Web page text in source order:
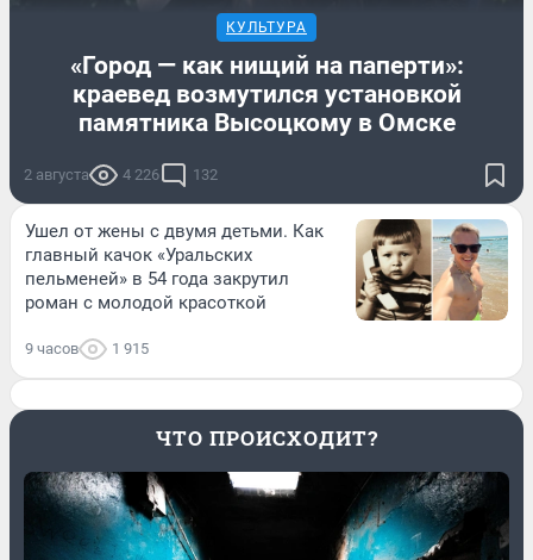
КУЛЬТУРА
«Город — как нищий на паперти»:
краевед возмутился установкой
памятника Высоцкому в Омске
2 августа 4 226 132
Ушел от жены с двумя детьми. Как
главный качок «Уральских
пельменей» в 54 года закрутил
роман с молодой красоткой
9 часов 1 915
ЧТО ПРОИСХОДИТ?